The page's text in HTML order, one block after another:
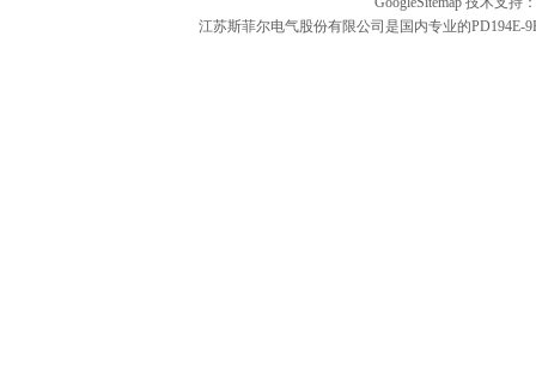
江苏斯菲尔电气股份有限公司是国内专业的